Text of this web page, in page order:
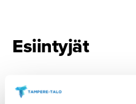
Esiintyjät